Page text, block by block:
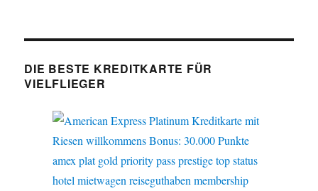
DIE BESTE KREDITKARTE FÜR
VIELFLIEGER